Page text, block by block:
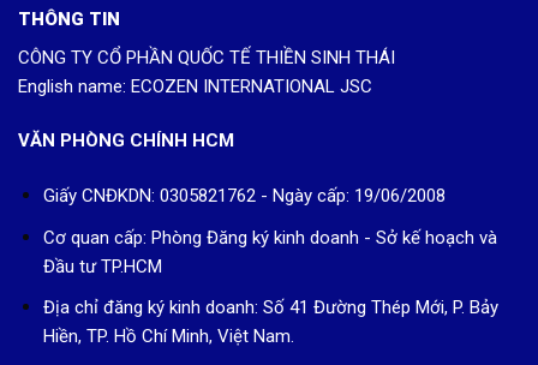
THÔNG TIN
CÔNG TY CỔ PHẦN QUỐC TẾ THIỀN SINH THÁI
English name: ECOZEN INTERNATIONAL JSC
VĂN PHÒNG CHÍNH HCM
Giấy CNĐKDN: 0305821762 - Ngày cấp: 19/06/2008
Cơ quan cấp: Phòng Đăng ký kinh doanh - Sở kế hoạch và
Đầu tư TP.HCM
Địa chỉ đăng ký kinh doanh: Số 41 Đường Thép Mới, P. Bảy
Hiền, TP. Hồ Chí Minh, Việt Nam.